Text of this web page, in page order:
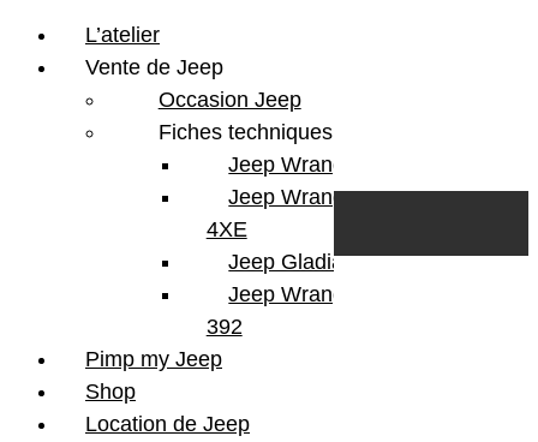
Wrangler JKU
CRD
KMS
246000
L’atelier
Vente de Jeep
Occasion Jeep
Fiches techniques
Jeep Wrangler JL
Jeep Wrangler
4XE
Jeep Gladiator
Jeep Wrangler V8
392
Pimp my Jeep
Shop
Location de Jeep